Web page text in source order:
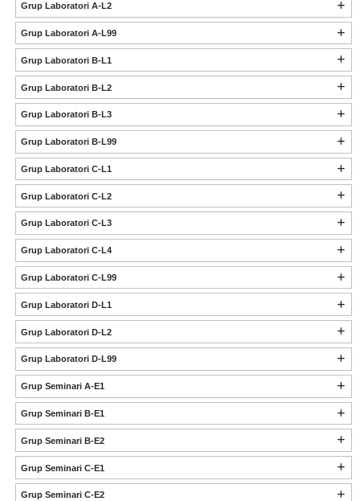
Grup Laboratori A-L2
Grup Laboratori A-L99
Grup Laboratori B-L1
Grup Laboratori B-L2
Grup Laboratori B-L3
Grup Laboratori B-L99
Grup Laboratori C-L1
Grup Laboratori C-L2
Grup Laboratori C-L3
Grup Laboratori C-L4
Grup Laboratori C-L99
Grup Laboratori D-L1
Grup Laboratori D-L2
Grup Laboratori D-L99
Grup Seminari A-E1
Grup Seminari B-E1
Grup Seminari B-E2
Grup Seminari C-E1
Grup Seminari C-E2